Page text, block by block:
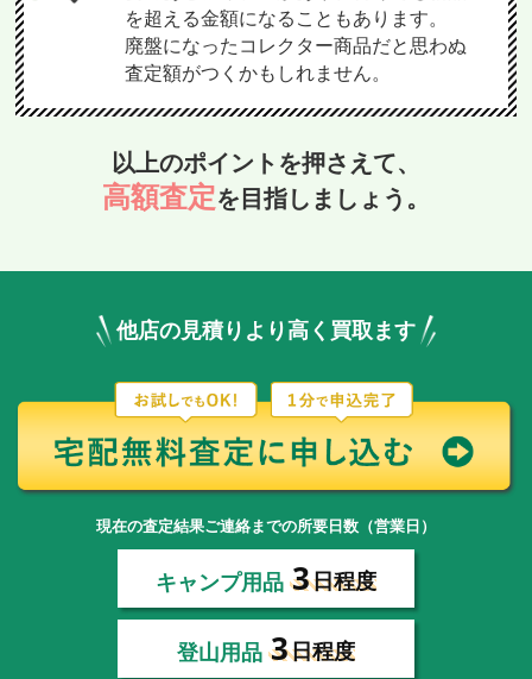
を超える金額になることもあります。
廃盤になったコレクター商品だと思わぬ
査定額がつくかもしれません。
以上のポイントを押さえて、
高額査定を目指しましょう。
他店の見積りより高く買取ます
現在の査定結果ご連絡までの所要日数（営業日）
キャンプ用品 3日程度
登山用品 3日程度